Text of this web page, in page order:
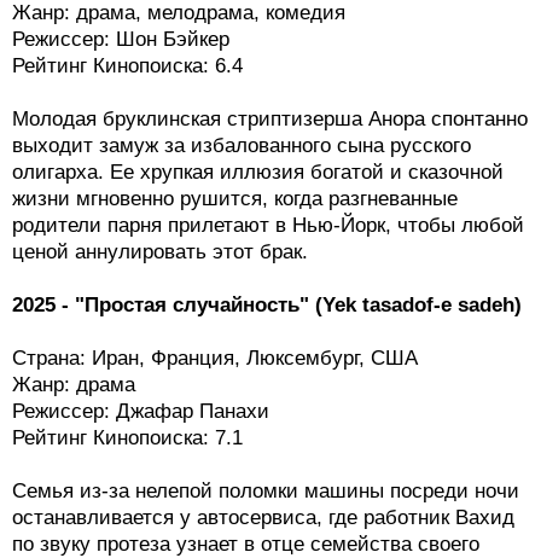
Жанр: драма, мелодрама, комедия
Режиссер: Шон Бэйкер
Рейтинг Кинопоиска: 6.4
Молодая бруклинская стриптизерша Анора спонтанно
выходит замуж за избалованного сына русского
олигарха. Ее хрупкая иллюзия богатой и сказочной
жизни мгновенно рушится, когда разгневанные
родители парня прилетают в Нью-Йорк, чтобы любой
ценой аннулировать этот брак.
2025 - "Простая случайность" (Yek tasadof-e sadeh)
Страна: Иран, Франция, Люксембург, США
Жанр: драма
Режиссер: Джафар Панахи
Рейтинг Кинопоиска: 7.1
Семья из-за нелепой поломки машины посреди ночи
останавливается у автосервиса, где работник Вахид
по звуку протеза узнает в отце семейства своего